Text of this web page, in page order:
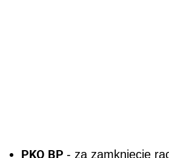
PKO BP - za zamknięcie